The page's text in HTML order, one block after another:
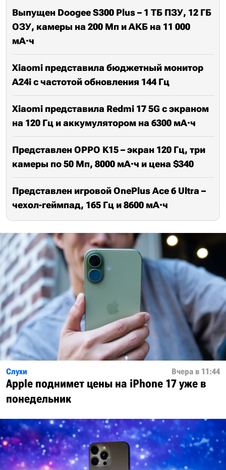
Выпущен Doogee S300 Plus – 1 ТБ ПЗУ, 12 ГБ
ОЗУ, камеры на 200 Мп и АКБ на 11 000
мА·ч
Xiaomi представила бюджетный монитор
A24i с частотой обновления 144 Гц
Xiaomi представила Redmi 17 5G с экраном
на 120 Гц и аккумулятором на 6300 мА·ч
Представлен OPPO K15 – экран 120 Гц, три
камеры по 50 Мп, 8000 мА·ч и цена $340
Представлен игровой OnePlus Ace 6 Ultra –
чехол-геймпад, 165 Гц и 8600 мА·ч
Слухи Вчера в 11:44
Apple поднимет цены на iPhone 17 уже в
понедельник